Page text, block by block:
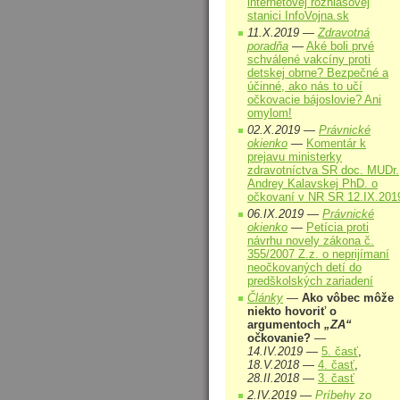
stanici InfoVojna.sk
11.X.2019 —Zdravotná
poradňa — Aké boli prvé
schválené vakcíny proti
detskej obrne? Bezpečné a
účinné, ako nás to učí
očkovacie bájoslovie? Ani
omylom!
02.X.2019 — Právnické
okienko — Komentár k
prejavu ministerky
zdravotníctva SR doc. MUDr.
Andrey Kalavskej PhD. o
očkovaní v NR SR
06.IX.2019 — Právnické
okienko — Petícia proti
návrhu novely zákona č.
355/2007 Z.z. o neprijímaní
neočkovaných detí do
predškolských zariadení
Články — Ako vôbec môže
niekto hovoriť o
argumentoch „ZA“
očkovanie? —
14.IV.2019 — 5. časť,
18.V.2018 — 4. časť,
28.II.2018 — 3. časť
2.IV.2019 — Príbehy zo